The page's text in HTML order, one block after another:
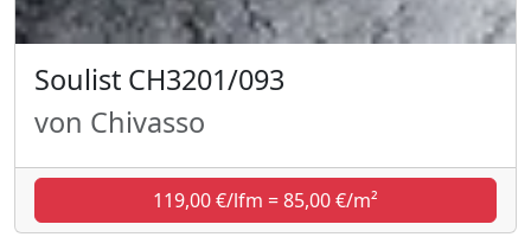
Soulist CH3201/093
von Chivasso
119,00 €/lfm = 85,00 €/m²